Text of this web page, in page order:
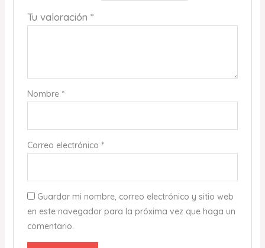
Tu valoración *
Nombre *
Correo electrónico *
Guardar mi nombre, correo electrónico y sitio web
en este navegador para la próxima vez que haga un
comentario.